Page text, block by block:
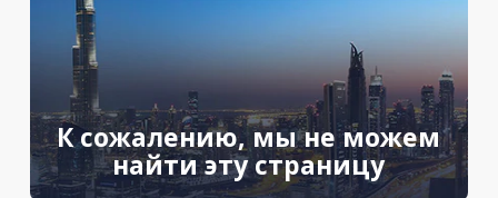
К сожалению, мы не можем
найти эту страницу